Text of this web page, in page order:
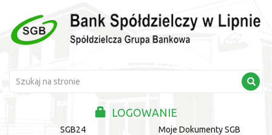
LOGOWANIE
SGB24 Moje Dokumenty SGB